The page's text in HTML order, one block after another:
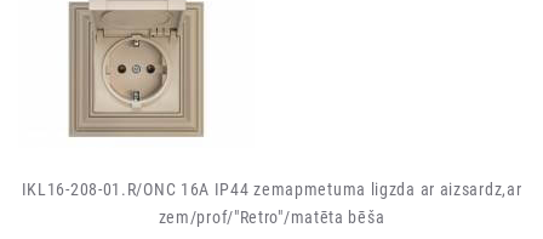
IKL16-208-01.R/ONC 16A IP44 zemapmetuma ligzda ar aizsardz,ar
zem/prof/"Retro"/matēta bēša